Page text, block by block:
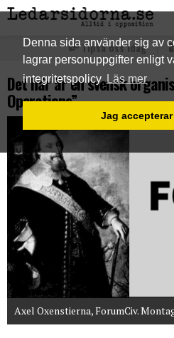
Denna sida använder sig av
lagrar personuppgifter enligt
integritetspolicyLäs mer
Jag accepterar
Tipsa oss idag
Det här är en svensk
Operations”
Axel Oxenstierna, ForumCiv.